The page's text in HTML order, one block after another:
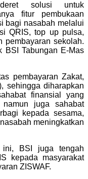
solusi untuk
fitur pembukaan
bagi nasabah melalui
QRIS, top up pulsa,
pembayaran sekolah.
BSI Tabungan E-Mas
pembayaran Zakat,
sehingga diharapkan
finansial yang
namun juga sahabat
kepada sesama,
meningkatkan
ini, BSI juga tengah
kepada masyarakat
ZISWAF.